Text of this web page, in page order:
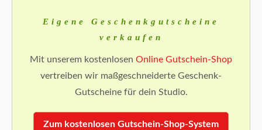
Eigene Geschenkgutscheine
verkaufen
Mit unserem kostenlosen Online Gutschein-Shop
vertreiben wir maßgeschneiderte Geschenk-
Gutscheine für dein Studio.
Zum kostenlosen Gutschein-Shop-System